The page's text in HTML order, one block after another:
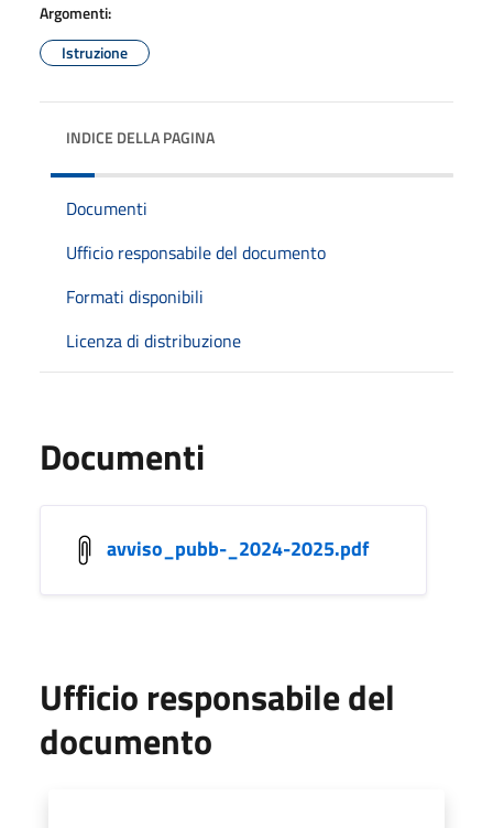
Argomenti:
Istruzione
INDICE DELLA PAGINA
Documenti
Ufficio responsabile del documento
Formati disponibili
Licenza di distribuzione
Documenti
avviso_pubb-_2024-2025.pdf
Ufficio responsabile del
documento